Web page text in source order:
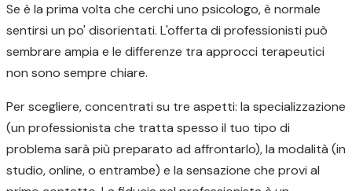
Se è la prima volta che cerchi uno psicologo, è normale
sentirsi un po' disorientati. L'offerta di professionisti può
sembrare ampia e le differenze tra approcci terapeutici
non sono sempre chiare.
Per scegliere, concentrati su tre aspetti: la specializzazione
(un professionista che tratta spesso il tuo tipo di
problema sarà più preparato ad affrontarlo), la modalità (in
studio, online, o entrambe) e la sensazione che provi al